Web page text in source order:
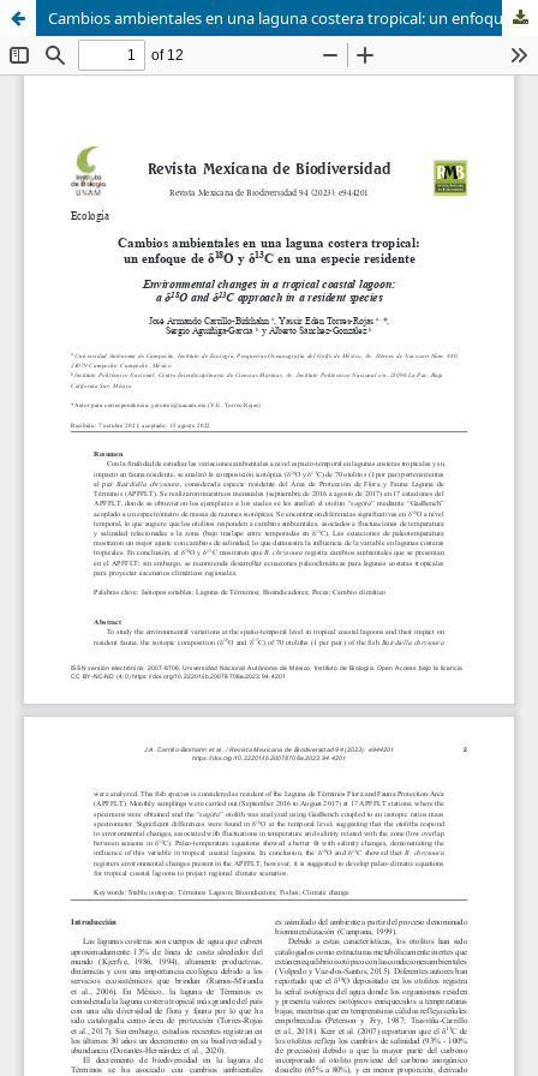
Cambios ambientales en una laguna costera tropical: un enfoque de δ18O y δ13C en una especie residente